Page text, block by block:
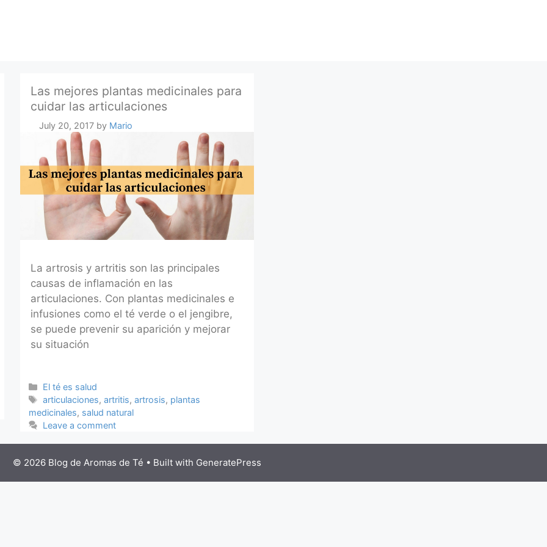
Las mejores plantas medicinales para
cuidar las articulaciones
July 20, 2017 by Mario
La artrosis y artritis son las principales
causas de inflamación en las
articulaciones. Con plantas medicinales e
infusiones como el té verde o el jengibre,
se puede prevenir su aparición y mejorar
su situación
Categories
El té es salud
Tags
articulaciones,artritis,artrosis, plantas
medicinales, salud natural
Leave a comment
© 2026 Blog de Aromas de Té • Built with GeneratePress